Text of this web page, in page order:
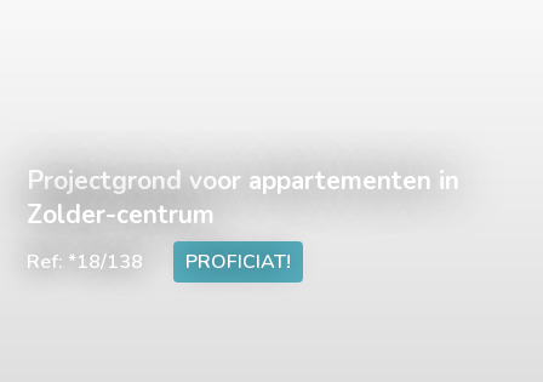
Projectgrond voor appartementen in
Zolder-centrum
Ref: *18/138 PROFICIAT!